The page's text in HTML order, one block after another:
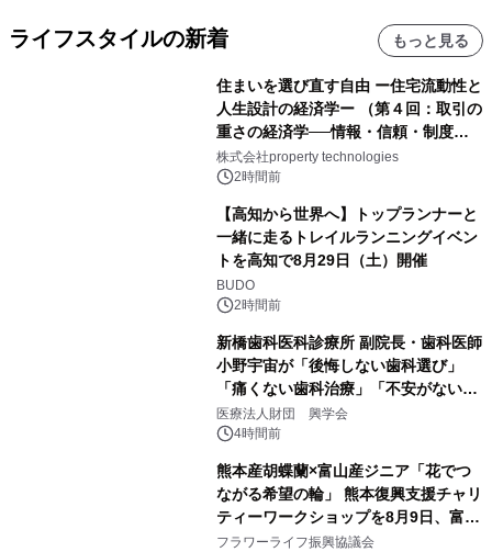
ライフスタイルの新着 もっと見る
住まいを選び直す自由 ー住宅流動性と
人生設計の経済学ー （第４回：取引の
重さの経済学──情報・信頼・制度を
PropTechはどう組み替えるか）｜
PropTech-Lab
株式会社property technologies
2時間前
【高知から世界へ】トップランナーと
一緒に走るトレイルランニングイベン
トを高知で8月29日（土）開催
BUDO
2時間前
新橋歯科医科診療所 副院長・歯科医師
小野宇宙が「後悔しない歯科選び」
「痛くない歯科治療」「不安がない治
療計画」をテーマに専門監修
医療法人財団 興学会
4時間前
熊本産胡蝶蘭×富山産ジニア「花でつ
ながる希望の輪」 熊本復興支援チャリ
ティーワークショップを8月9日、富
山・射水で開催
フラワーライフ振興協議会